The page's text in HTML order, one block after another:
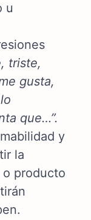
u
triste,
gusta,
que…”.
y
la
producto